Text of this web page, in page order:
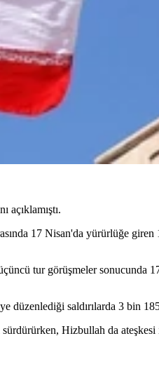
açıklamıştı.
17 Nisan'da yürürlüğe giren
tur görüşmeler sonucunda
düzenlediği saldırılarda 3 bin
sürdürürken, Hizbullah da